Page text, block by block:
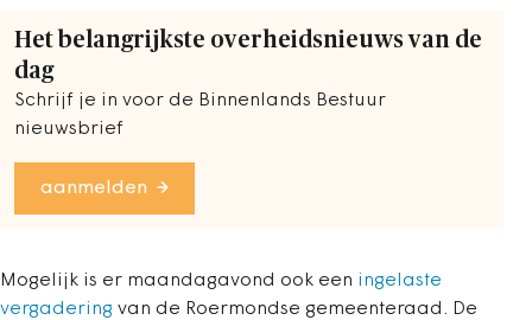
Het belangrijkste overheidsnieuws van de
dag
Schrijf je in voor de Binnenlands Bestuur
nieuwsbrief
aanmelden
Mogelijk is er maandagavond ook een ingelaste
vergadering van de Roermondse gemeenteraad. De